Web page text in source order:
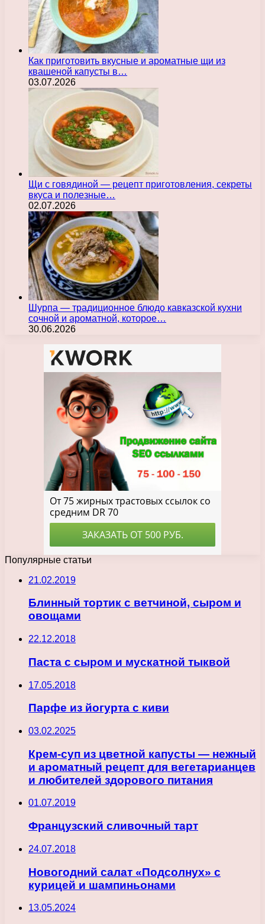
Как приготовить вкусные и ароматные щи из
квашеной капусты в…
03.07.2026
Щи с говядиной — рецепт приготовления, секреты
вкуса и полезные…
02.07.2026
Шурпа — традиционное блюдо кавказской кухни
сочной и ароматной, которое…
30.06.2026
Популярные статьи
21.02.2019
Блинный тортик с ветчиной, сыром и
овощами
22.12.2018
Паста с сыром и мускатной тыквой
17.05.2018
Парфе из йогурта с киви
03.02.2025
Крем-суп из цветной капусты — нежный
и ароматный рецепт для вегетарианцев
и любителей здорового питания
01.07.2019
Французский сливочный тарт
24.07.2018
Новогодний салат «Подсолнух» с
курицей и шампиньонами
13.05.2024